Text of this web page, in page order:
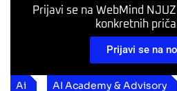
Prijavi se na WebMind
konkretnih
Prijavi se na
Ai AI Academy & Advisory